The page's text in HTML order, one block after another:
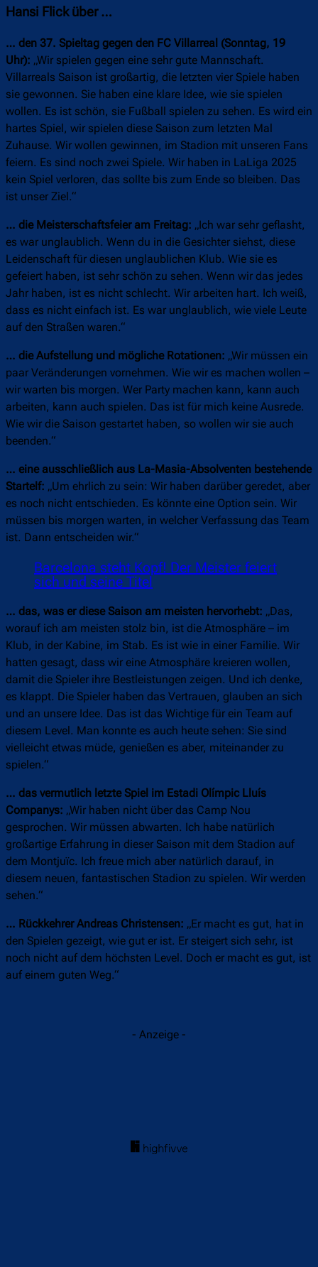
Hansi Flick über …
… den 37. Spieltag gegen den FC Villarreal (Sonntag, 19
Uhr): „Wir spielen gegen eine sehr gute Mannschaft.
Villarreals Saison ist großartig, die letzten vier Spiele haben
sie gewonnen. Sie haben eine klare Idee, wie sie spielen
wollen. Es ist schön, sie Fußball spielen zu sehen. Es wird ein
hartes Spiel, wir spielen diese Saison zum letzten Mal
Zuhause. Wir wollen gewinnen, im Stadion mit unseren Fans
feiern. Es sind noch zwei Spiele. Wir haben in LaLiga 2025
kein Spiel verloren, das sollte bis zum Ende so bleiben. Das
ist unser Ziel.“
… die Meisterschaftsfeier am Freitag: „Ich war sehr geflasht,
es war unglaublich. Wenn du in die Gesichter siehst, diese
Leidenschaft für diesen unglaublichen Klub. Wie sie es
gefeiert haben, ist sehr schön zu sehen. Wenn wir das jedes
Jahr haben, ist es nicht schlecht. Wir arbeiten hart. Ich weiß,
dass es nicht einfach ist. Es war unglaublich, wie viele Leute
auf den Straßen waren.“
… die Aufstellung und mögliche Rotationen: „Wir müssen ein
paar Veränderungen vornehmen. Wie wir es machen wollen –
wir warten bis morgen. Wer Party machen kann, kann auch
arbeiten, kann auch spielen. Das ist für mich keine Ausrede.
Wie wir die Saison gestartet haben, so wollen wir sie auch
beenden.“
… eine ausschließlich aus La-Masia-Absolventen bestehende
Startelf: „Um ehrlich zu sein: Wir haben darüber geredet, aber
es noch nicht entschieden. Es könnte eine Option sein. Wir
müssen bis morgen warten, in welcher Verfassung das Team
ist. Dann entscheiden wir.“
Barcelona steht Kopf! Der Meister feiert
sich und seine Titel
… das, was er diese Saison am meisten hervorhebt: „Das,
worauf ich am meisten stolz bin, ist die Atmosphäre – im
Klub, in der Kabine, im Stab. Es ist wie in einer Familie. Wir
hatten gesagt, dass wir eine Atmosphäre kreieren wollen,
damit die Spieler ihre Bestleistungen zeigen. Und ich denke,
es klappt. Die Spieler haben das Vertrauen, glauben an sich
und an unsere Idee. Das ist das Wichtige für ein Team auf
diesem Level. Man konnte es auch heute sehen: Sie sind
vielleicht etwas müde, genießen es aber, miteinander zu
spielen.“
… das vermutlich letzte Spiel im Estadi Olímpic Lluís
Companys: „Wir haben nicht über das Camp Nou
gesprochen. Wir müssen abwarten. Ich habe natürlich
großartige Erfahrung in dieser Saison mit dem Stadion auf
dem Montjuïc. Ich freue mich aber natürlich darauf, in
diesem neuen, fantastischen Stadion zu spielen. Wir werden
sehen.“
… Rückkehrer Andreas Christensen: „Er macht es gut, hat in
den Spielen gezeigt, wie gut er ist. Er steigert sich sehr, ist
noch nicht auf dem höchsten Level. Doch er macht es gut, ist
auf einem guten Weg.“
- Anzeige -